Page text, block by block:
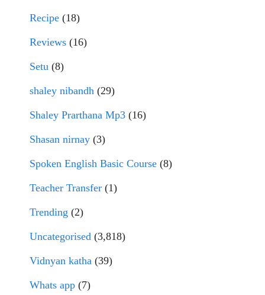
Recipe (18)
Reviews (16)
Setu (8)
shaley nibandh (29)
Shaley Prarthana Mp3 (16)
Shasan nirnay (3)
Spoken English Basic Course (8)
Teacher Transfer (1)
Trending (2)
Uncategorised (3,818)
Vidnyan katha (39)
Whats app (7)